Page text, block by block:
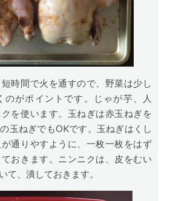
時間で火を通すので、野菜は少し
のがポイントです。じゃが芋、人
を使います。玉ねぎは赤玉ねぎを
玉ねぎでもOKです。玉ねぎはくし
通りやすように、一枚一枚をはず
おきます。ニンニクは、皮をむい
て、潰しておきます。